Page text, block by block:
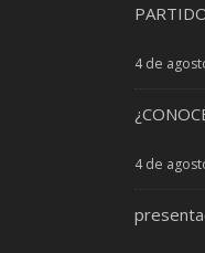
4 de
4 de